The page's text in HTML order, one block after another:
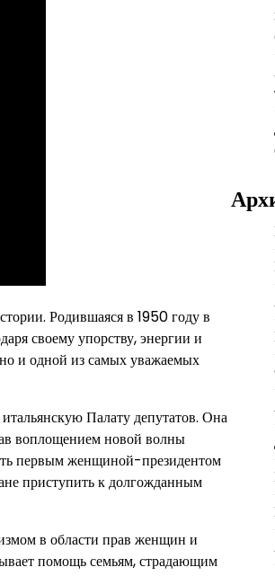
Родившаяся в 1950 году в
своему упорству, энергии и
и одной из самых уважаемых
Палату депутатов. Она
воплощением новой волны
первым женщиной-президентом
приступить к долгожданным
в области прав женщин и
помощь семьям, страдающим